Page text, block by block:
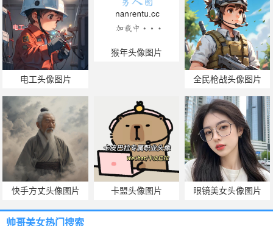
电工头像图片
猴年头像图片
全民枪战头像图片
快手方丈头像图片 卡盟头像图片 眼镜美女头像图片
帅哥美女热门搜索